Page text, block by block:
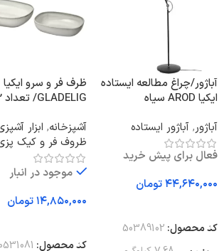
آباژور/چراغ مطالعه ایستاده
ایکیا AROD سیاه
آباژور, آباژور ایستاده
فعال برای پیش خرید
تومان
کد محصول: 50389102
ظرف فر و سرو ایکیا
GLADELIG/ تعداد 2 عدد
آشپزخانه, ابزار
ظروف فر و کیک
موجود در انبار
تومان
کد محصول: